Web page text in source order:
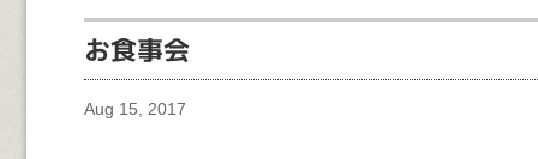
お食事会
Aug 15, 2017